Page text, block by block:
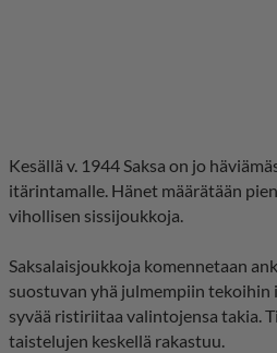
Kesällä v. 1944 Saksa on jo
itärintamalle. Hänet määrätään
vihollisen sissijoukkoja.
Saksalaisjoukkoja komennetaan
suostuvan yhä julmempiin tekoihin
syvää ristiriitaa valintojensa takia.
taistelujen keskellä rakastuu.